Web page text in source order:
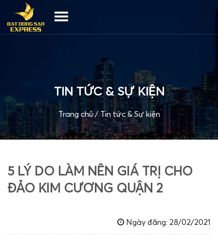
TIN TỨC & SỰ KIỆN
Trang chủ/Tin tức & Sự kiện
5 LÝ DO LÀM NÊN GIÁ TRỊ CHO
ĐẢO KIM CƯƠNG QUẬN 2
Ngày đăng: 28/02/2021